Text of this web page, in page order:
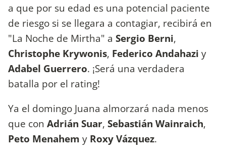
a que por su edad es una potencial paciente
de riesgo si se llegara a contagiar, recibirá en
"La Noche de Mirtha" a Sergio Berni,
Christophe Krywonis, Federico Andahazi y
Adabel Guerrero. ¡Será una verdadera
batalla por el rating!
Ya el domingo Juana almorzará nada menos
que con Adrián Suar, Sebastián Wainraich,
Peto Menahem y Roxy Vázquez.